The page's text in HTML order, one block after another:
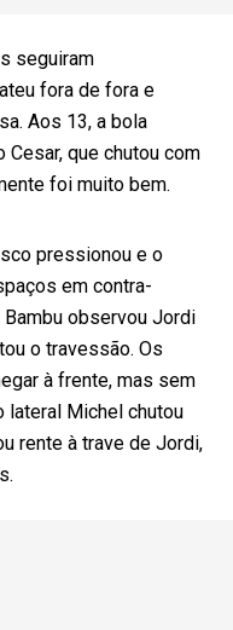
seguiram
fora de fora e
Aos 13, a bola
Cesar, que chutou com
foi muito bem.
pressionou e o
em contra-
observou Jordi
o travessão. Os
à frente, mas sem
lateral Michel chutou
rente à trave de Jordi,